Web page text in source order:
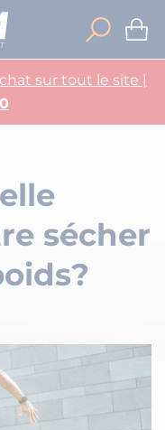
sur tout le site |
sécher